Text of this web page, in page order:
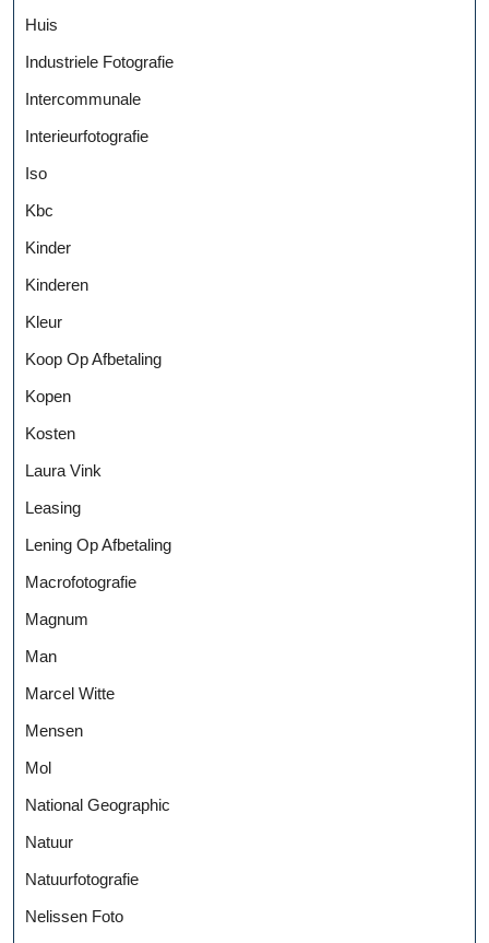
Huis
Industriele Fotografie
Intercommunale
Interieurfotografie
Iso
Kbc
Kinder
Kinderen
Kleur
Koop Op Afbetaling
Kopen
Kosten
Laura Vink
Leasing
Lening Op Afbetaling
Macrofotografie
Magnum
Man
Marcel Witte
Mensen
Mol
National Geographic
Natuur
Natuurfotografie
Nelissen Foto